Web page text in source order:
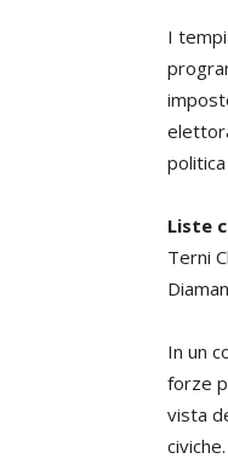
I
Liste
Terni
In un
forze
vista